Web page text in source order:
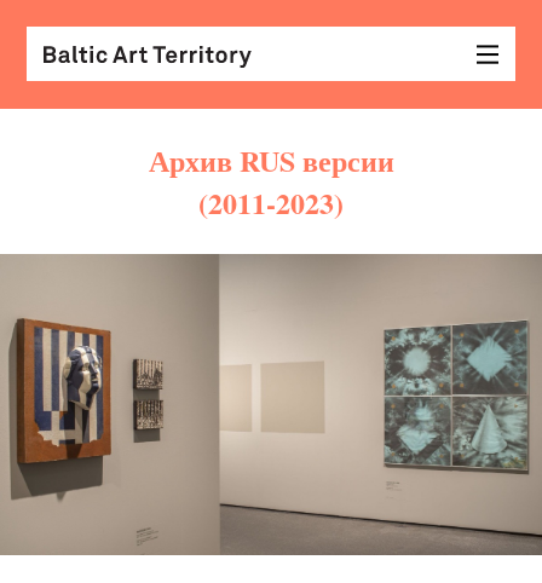
с
&
&
Архив RUS версии
(2011-2023)